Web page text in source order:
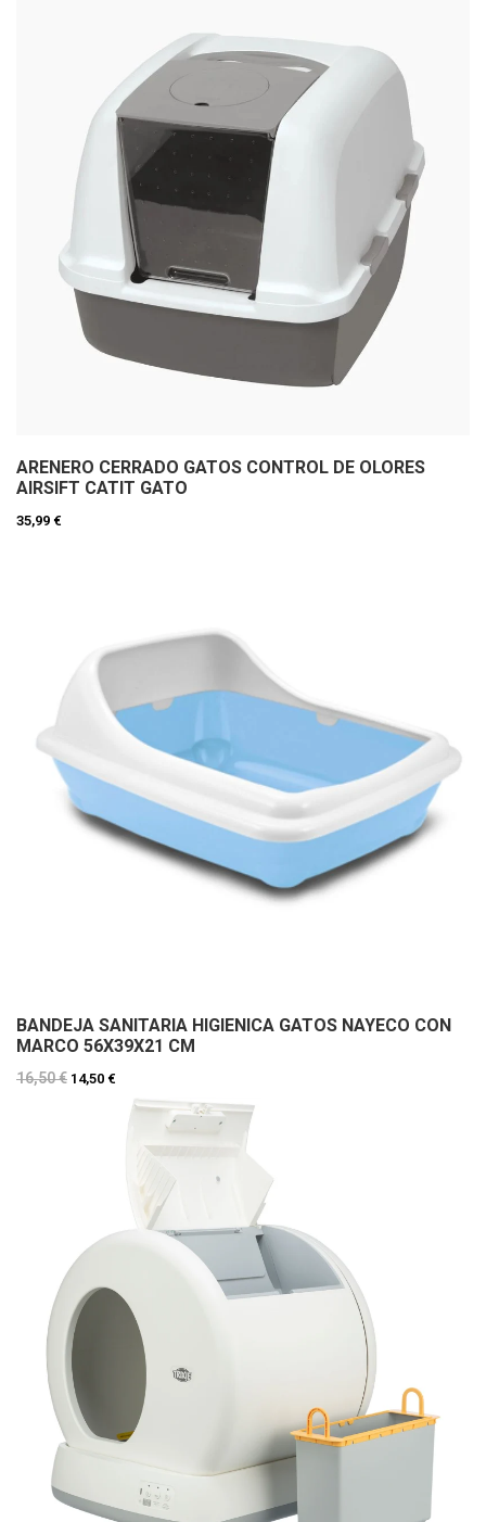
ARENERO CERRADO GATOS CONTROL DE OLORES
AIRSIFT CATIT GATO
35,99 €
BANDEJA SANITARIA HIGIENICA GATOS NAYECO CON
MARCO 56X39X21 CM
16,50 € 14,50 €